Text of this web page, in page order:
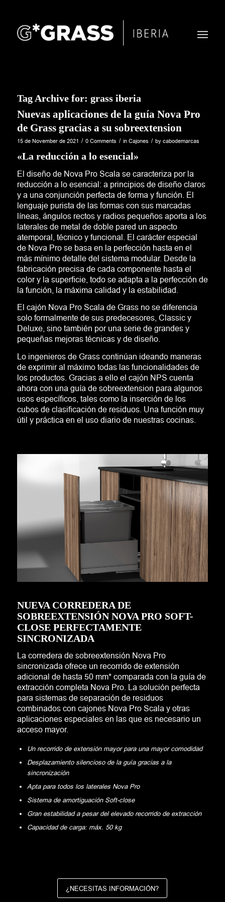
Tag Archive for: grass iberia
Nuevas aplicaciones de la guía Nova Pro
de Grass gracias a su sobreextension
15 de November de 2021 / 0 Comments / in Cajones / by cabodemarcas
«La reducción a lo esencial»
El diseño de Nova Pro Scala se caracteriza por la
reducción a lo esencial: a principios de diseño claros
y a una conjunción perfecta de forma y función. El
lenguaje purista de las formas con sus marcadas
líneas, ángulos rectos y radios pequeños aporta a los
laterales de metal de doble pared un aspecto
atemporal, técnico y funcional. El carácter especial
de Nova Pro se basa en la perfección hasta en el
más mínimo detalle del sistema modular. Desde la
fabricación precisa de cada componente hasta el
color y la superficie, todo se adapta a la perfección de
la función, la máxima calidad y la estabilidad.
El cajón Nova Pro Scala de Grass no se diferencia
solo formalmente de sus predecesores, Classic y
Deluxe, sino también por una serie de grandes y
pequeñas mejoras técnicas y de diseño.
Lo ingenieros de Grass continúan ideando maneras
de exprimir al máximo todas las funcionalidades de
los productos. Gracias a ello el cajón NPS cuenta
ahora con una guía de sobreextension para algunos
usos específicos, tales como la inserción de los
cubos de clasificación de residuos. Una función muy
útil y práctica en el uso diario de nuestras cocinas.
NUEVA CORREDERA DE
SOBREEXTENSIÓN NOVA PRO SOFT-
CLOSE PERFECTAMENTE
SINCRONIZADA
La corredera de sobreextensión Nova Pro
sincronizada ofrece un recorrido de extensión
adicional de hasta 50 mm* comparada con la guía de
extracción completa Nova Pro. La solución perfecta
para sistemas de separación de residuos
combinados con cajones Nova Pro Scala y otras
aplicaciones especiales en las que es necesario un
acceso mayor.
Un recorrido de extensión mayor para una mayor comodidad
Desplazamiento silencioso de la guía gracias a la
sincronización
Apta para todos los laterales Nova Pro
Sistema de amortiguación Soft-close
Gran estabilidad a pesar del elevado recorrido de extracción
Capacidad de carga: máx. 50 kg
¿NECESITAS INFORMACIÓN?